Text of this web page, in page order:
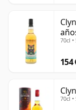
70cl •
154
70cl •